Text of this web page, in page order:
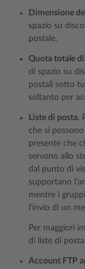
Dimensione
spazio su
postale.
Quota totale di
di spazio su
postali sotto
soltanto per
Liste di posta.
che si
presente che
servono allo
dal punto di
supportano
mentre i
l’invio di un
Per maggiori
di liste di
Account FTP